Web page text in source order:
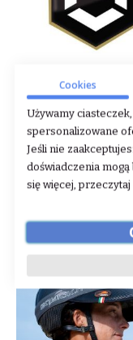
Wstawka
kasku FlexOn
"Colours"
Rating:
0%
80,00 zł
DODAJ DO
Cookies
Używamy
spersonalizowane
Jeśli nie
doświadczenia
się więcej, przeczytaj